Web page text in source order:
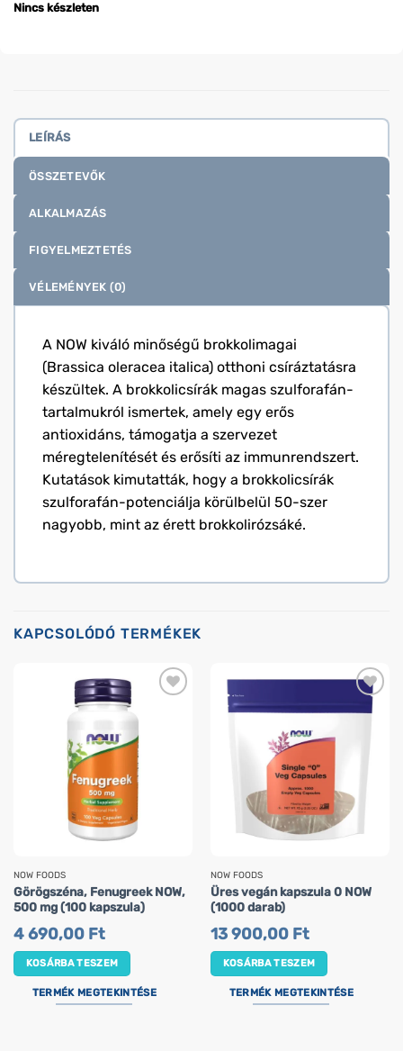
Nincs készleten
LEÍRÁS
ÖSSZETEVŐK
ALKALMAZÁS
FIGYELMEZTETÉS
VÉLEMÉNYEK (0)
A NOW kiváló minőségű brokkolimagai
(Brassica oleracea italica) otthoni csíráztatásra
készültek. A brokkolicsírák magas szulforafán-
tartalmukról ismertek, amely egy erős
antioxidáns, támogatja a szervezet
méregtelenítését és erősíti az immunrendszert.
Kutatások kimutatták, hogy a brokkolicsírák
szulforafán-potenciálja körülbelül 50-szer
nagyobb, mint az érett brokkolirózsáké.
KAPCSOLÓDÓ TERMÉKEK
NOW FOODS
Görögszéna, Fenugreek NOW,
500 mg (100 kapszula)
4 690,00 Ft
KOSÁRBA TESZEM
TERMÉK MEGTEKINTÉSE
NOW FOODS
Üres vegán kapszula 0 NOW
(1000 darab)
13 900,00 Ft
KOSÁRBA TESZEM
TERMÉK MEGTEKINTÉSE